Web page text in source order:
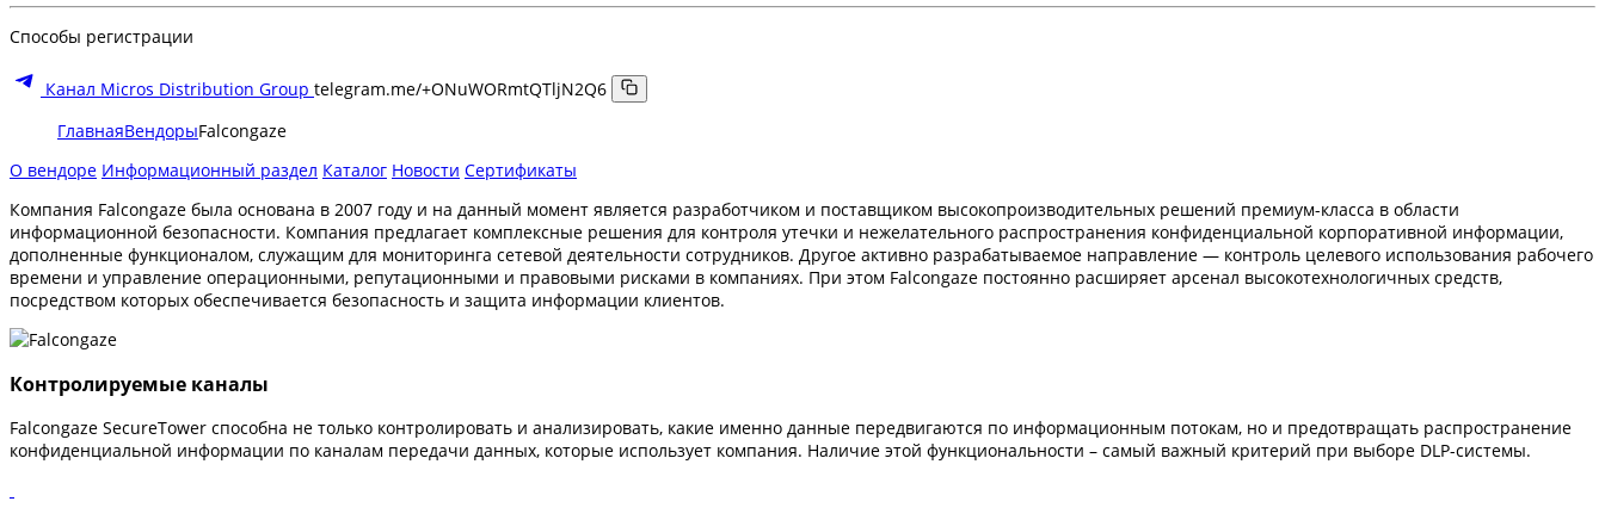
Способы регистрации
Канал Micros Distribution Group telegram.me/+ONuWORmtQTljN2Q6
ГлавнаяВендорыFalcongaze
О вендоре Информационный раздел Каталог Новости Сертификаты
Компания Falcongaze была основана в 2007 году и на данный момент является разработчиком и поставщиком высокопроизводительных решений премиум-класса в области
информационной безопасности. Компания предлагает комплексные решения для контроля утечки и нежелательного распространения конфиденциальной корпоративной информации,
дополненные функционалом, служащим для мониторинга сетевой деятельности сотрудников. Другое активно разрабатываемое направление — контроль целевого использования рабочего
времени и управление операционными, репутационными и правовыми рисками в компаниях. При этом Falcongaze постоянно расширяет арсенал высокотехнологичных средств,
посредством которых обеспечивается безопасность и защита информации клиентов.
Контролируемые каналы
Falcongaze SecureTower способна не только контролировать и анализировать, какие именно данные передвигаются по информационным потокам, но и предотвращать распространение
конфиденциальной информации по каналам передачи данных, которые использует компания. Наличие этой функциональности – самый важный критерий при выборе DLP-системы.